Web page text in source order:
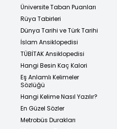
Üniversite Taban Puanları
Rüya Tabirleri
Dünya Tarihi ve Türk Tarihi
İslam Ansiklopedisi
TÜBİTAK Ansiklopedisi
Hangi Besin Kaç Kalori
Eş Anlamlı Kelimeler
Sözlüğü
Hangi Kelime Nasıl Yazılır?
En Güzel Sözler
Metrobüs Durakları